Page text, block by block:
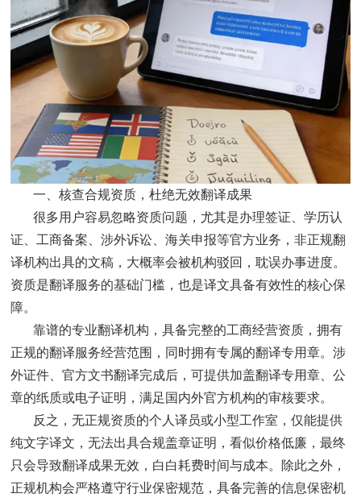
一、核查合规资质，杜绝无效翻译成果
很多用户容易忽略资质问题，尤其是办理签证、学历认
证、工商备案、涉外诉讼、海关申报等官方业务，非正规翻
译机构出具的文稿，大概率会被机构驳回，耽误办事进度。
资质是翻译服务的基础门槛，也是译文具备有效性的核心保
障。
靠谱的专业翻译机构，具备完整的工商经营资质，拥有
正规的翻译服务经营范围，同时拥有专属的翻译专用章。涉
外证件、官方文书翻译完成后，可提供加盖翻译专用章、公
章的纸质或电子证明，满足国内外官方机构的审核要求。
反之，无正规资质的个人译员或小型工作室，仅能提供
纯文字译文，无法出具合规盖章证明，看似价格低廉，最终
只会导致翻译成果无效，白白耗费时间与成本。除此之外，
正规机构会严格遵守行业保密规范，具备完善的信息保密机